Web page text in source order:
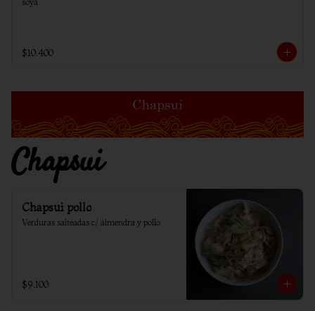
$10.400
Chapsui
Chapsui pollo
Verduras salteadas c/ almendra y pollo
$9.100